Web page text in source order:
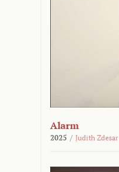
Alarm
2025 / Judith Zdesar